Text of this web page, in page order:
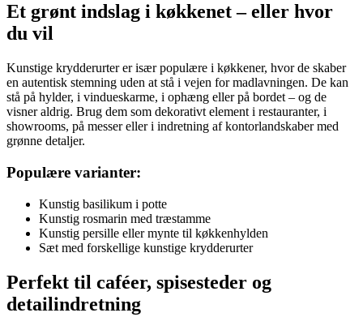
Et grønt indslag i køkkenet – eller hvor
du vil
Kunstige krydderurter er især populære i køkkener, hvor de skaber
en autentisk stemning uden at stå i vejen for madlavningen. De kan
stå på hylder, i vindueskarme, i ophæng eller på bordet – og de
visner aldrig. Brug dem som dekorativt element i restauranter, i
showrooms, på messer eller i indretning af kontorlandskaber med
grønne detaljer.
Populære varianter:
Kunstig basilikum i potte
Kunstig rosmarin med træstamme
Kunstig persille eller mynte til køkkenhylden
Sæt med forskellige kunstige krydderurter
Perfekt til caféer, spisesteder og
detailindretning